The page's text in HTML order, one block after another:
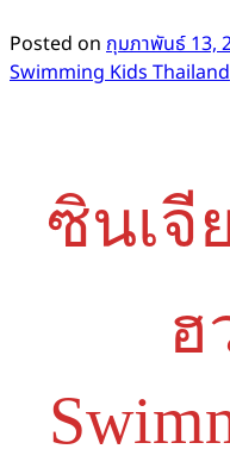
Posted on กุมภาพันธ์ 13,
Swimming Kids Thailand
ซินเจี
ฮ